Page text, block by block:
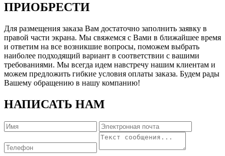
ПРИОБРЕСТИ
Для размещения заказа Вам достаточно заполнить заявку в
правой части экрана. Мы свяжемся с Вами в ближайшее время
и ответим на все возникшие вопросы, поможем выбрать
наиболее подходящий вариант в соответствии с вашими
требованиями. Мы всегда идем навстречу нашим клиентам и
можем предложить гибкие условия оплаты заказа. Будем рады
Вашему обращению в нашу компанию!
НАПИСАТЬ НАМ